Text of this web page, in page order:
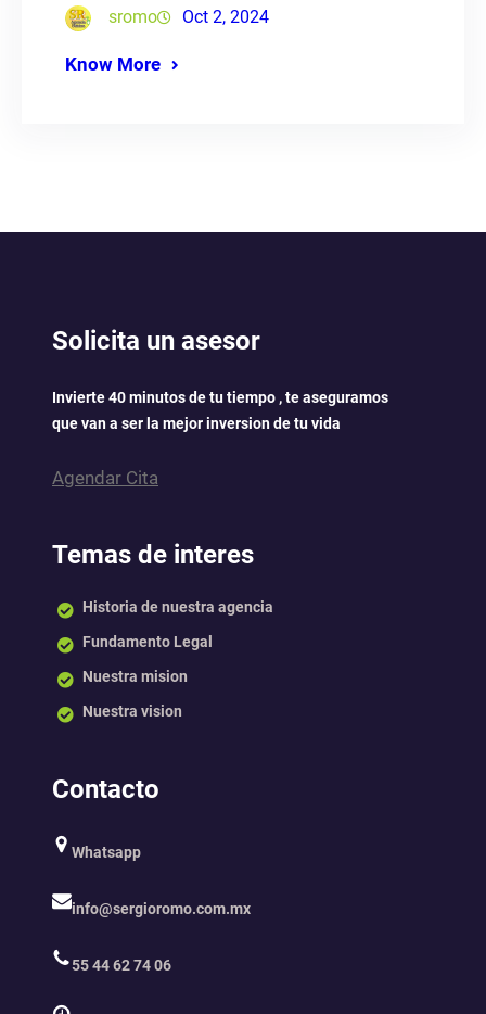
sromo Oct 2, 2024
Know More
Solicita un asesor
Invierte 40 minutos de tu tiempo , te aseguramos
que van a ser la mejor inversion de tu vida
Agendar Cita
Temas de interes
Historia de nuestra agencia
Fundamento Legal
Nuestra mision
Nuestra vision
Contacto
Whatsapp
info@sergioromo.com.mx
55 44 62 74 06